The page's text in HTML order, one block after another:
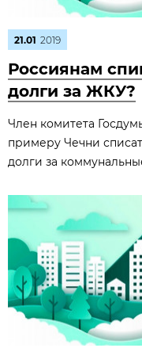
21.01 2019
Россиянам
долги за ЖКУ?
Член комитета
примеру Чечни
долги за